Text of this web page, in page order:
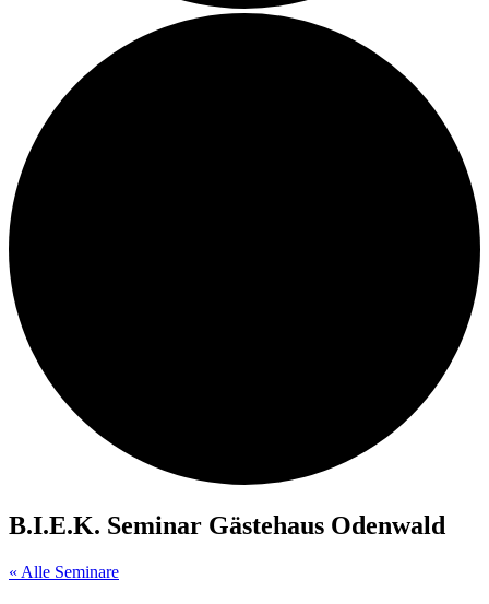
B.I.E.K. Seminar Gästehaus Odenwald
« Alle Seminare